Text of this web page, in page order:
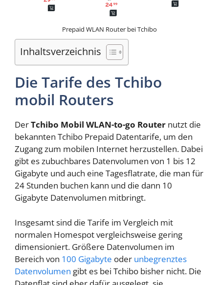
Prepaid WLAN Router bei Tchibo
Inhaltsverzeichnis
Die Tarife des Tchibo
mobil Routers
DerTchibo Mobil WLAN-to-go Router nutzt die
bekannten Tchibo Prepaid Datentarife, um den
Zugang zum mobilen Internet herzustellen. Dabei
gibt es zubuchbares Datenvolumen von 1 bis 12
Gigabyte und auch eine Tagesflatrate, die man für
24 Stunden buchen kann und die dann 10
Gigabyte Datenvolumen mitbringt.
Insgesamt sind die Tarife im Vergleich mit
normalen Homespot vergleichsweise gering
dimensioniert. Größere Datenvolumen im
Bereich von 100 Gigabyte oder unbegrenztes
Datenvolumen gibt es bei Tchibo bisher nicht. Die